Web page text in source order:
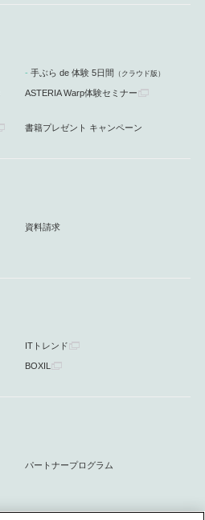
手ぶら de 体験 5日間 （クラウド版）
ASTERIA Warp体験セミナー
書籍プレゼント キャンペーン
資料請求
ITトレンド
BOXIL
パートナープログラム